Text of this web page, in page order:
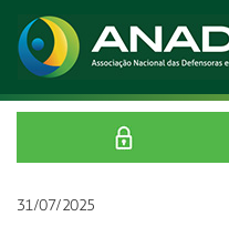
31/07/2025